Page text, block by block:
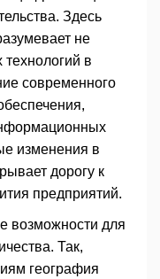
Здесь
не
в
современного
изменения в
дорогу к
предприятий.
возможности для
Так,
география